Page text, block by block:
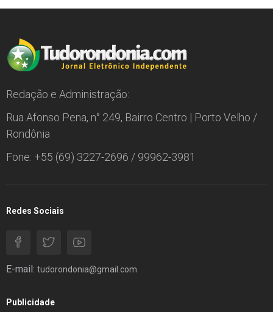
Redação e Administração:
Rua Afonso Pena, n° 249, Bairro Centro | Porto Velho /
Rondônia
Fone: +55 (69) 3227-2696 / 99962-3981
Redes Sociais
E-mail: tudorondonia@gmail.com
Publicidade